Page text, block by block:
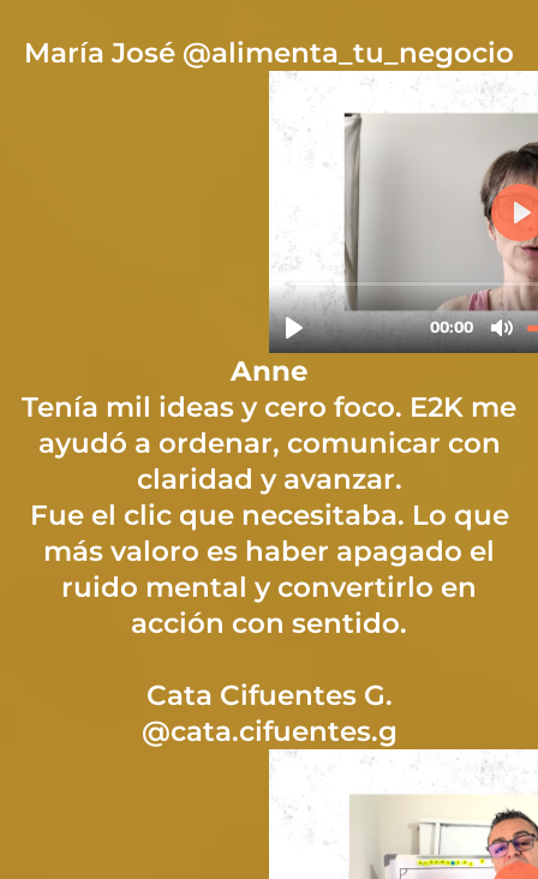
María José @alimenta_tu_negocio
Anne
Tenía mil ideas y cero foco. E2K me
ayudó a ordenar, comunicar con
claridad y avanzar.
Fue el clic que necesitaba. Lo que
más valoro es haber apagado el
ruido mental y convertirlo en
acción con sentido.
Cata Cifuentes G.
@cata.cifuentes.g